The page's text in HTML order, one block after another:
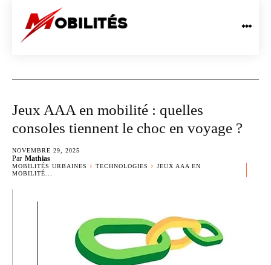
Jeux AAA en mobilité : quelles
consoles tiennent le choc en voyage ?
NOVEMBRE 29, 2025
Par Mathias
MOBILITÉS URBAINES TECHNOLOGIES
JEUX AAA EN
MOBILITÉ...